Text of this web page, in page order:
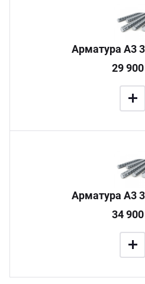
Арматура А3
29
Арматура А3
34